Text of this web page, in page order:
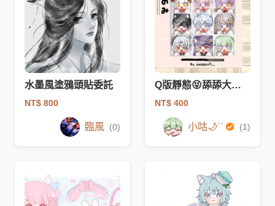
水墨風塗鴉頭貼委託
NT$ 800
臨風 (0)
Q版靜態😝舔舔大頭貼
NT$ 400
小咕🌙ʾʾ (1)